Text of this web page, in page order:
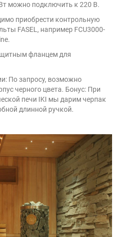
можно подключить к 220 В.
приобрести контрольную
FASEL, например FCU3000-
фланцем для
По запросу, возможно
черного цвета. Бонус: При
печи IKI мы дарим черпак
длинной ручкой.